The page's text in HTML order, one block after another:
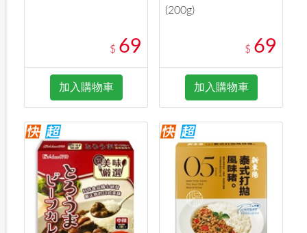
$ 69
加入購物車
(200g)
$ 69
加入購物車